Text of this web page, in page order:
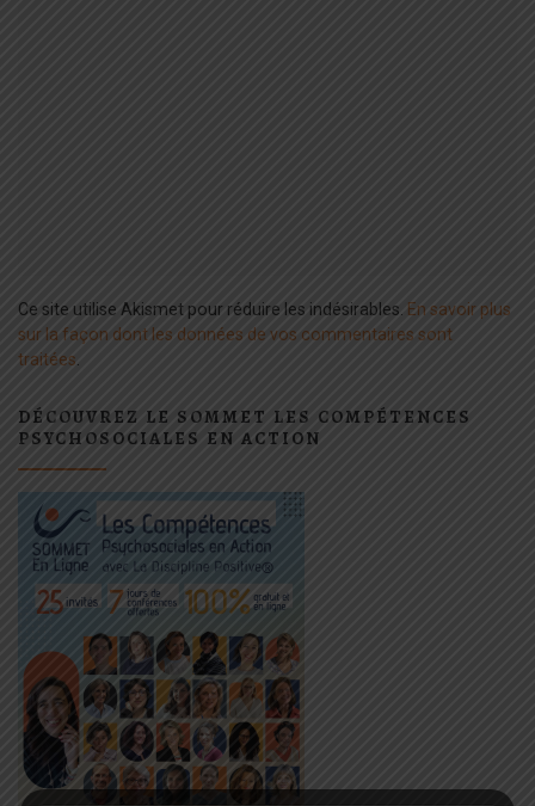
Ce site utilise Akismet pour réduire les indésirables. En savoir plus
sur la façon dont les données de vos commentaires sont
traitées
DÉCOUVREZ LE SOMMET LES COMPÉTENCES
PSYCHOSOCIALES EN ACTION